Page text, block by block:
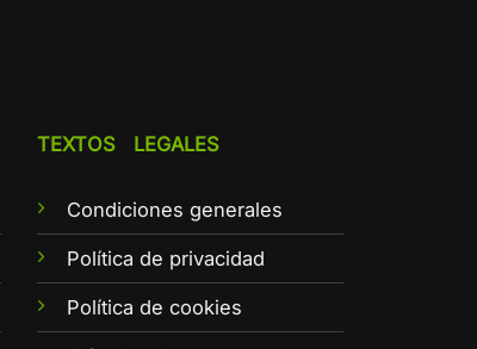
TEXTOS LEGALES
Condiciones generales
Política de privacidad
Política de cookies